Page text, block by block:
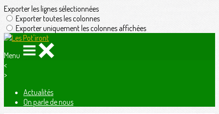
Exporter les lignes sélectionnées
Exporter toutes les colonnes
Exporter uniquement les colonnes affichées
Menu
<
>
Actualités
On parle de nous